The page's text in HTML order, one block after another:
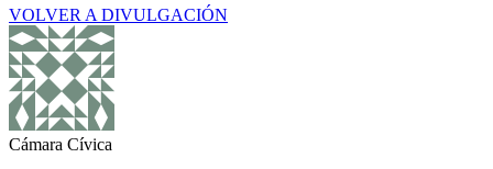
VOLVER A DIVULGACIÓN
Cámara Cívica